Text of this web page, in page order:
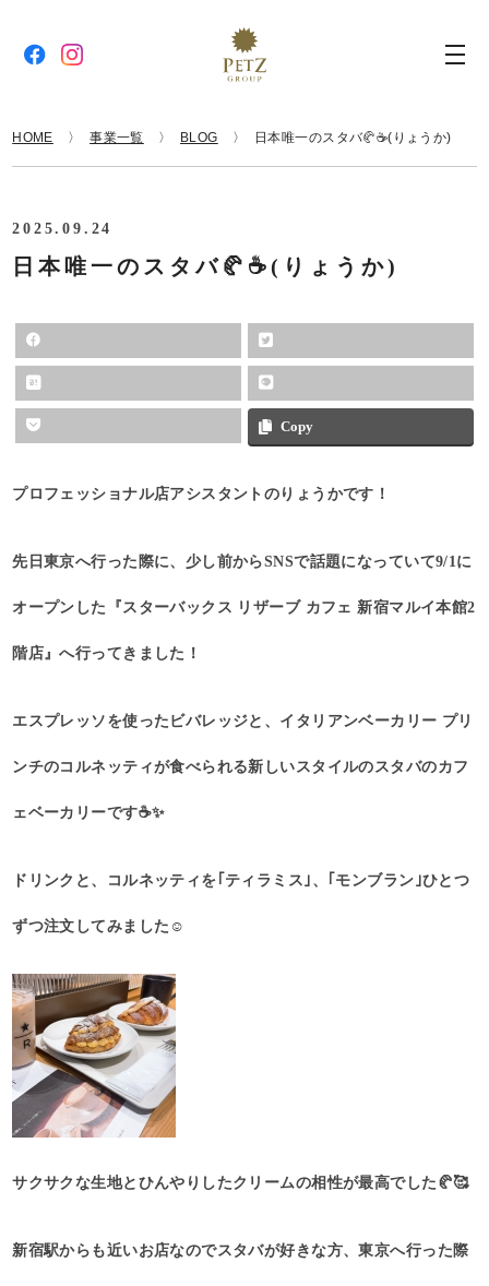
HOME 事業一覧 BLOG 日本唯一のスタバ🥐☕️(りょうか)
2025.09.24
日本唯一のスタバ🥐☕️(りょうか)
Copy
プロフェッショナル店アシスタントのりょうかです！
先日東京へ行った際に、少し前からSNSで話題になっていて9/1に
オープンした『スターバックス リザーブ カフェ 新宿マルイ本館2
階店』へ行ってきました！
エスプレッソを使ったビバレッジと、イタリアンベーカリー プリ
ンチのコルネッティが食べられる新しいスタイルのスタバのカフ
ェベーカリーです☕️✨
ドリンクと、コルネッティを｢ティラミス｣、｢モンブラン｣ひとつ
ずつ注文してみました☺️
サクサクな生地とひんやりしたクリームの相性が最高でした🥐🥰
新宿駅からも近いお店なのでスタバが好きな方、東京へ行った際